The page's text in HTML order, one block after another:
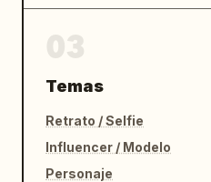
Temas
Retrato / Selfie
Influencer / Modelo
Personaje